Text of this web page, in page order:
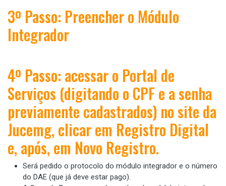
3º Passo: Preencher o Módulo
Integrador
4º Passo: acessar o Portal de
Serviços (digitando o CPF e a senha
previamente cadastrados) no site da
Jucemg, clicar em Registro Digital
e, após, em Novo Registro.
Será pedido o protocolo do módulo integrador e o número
do DAE (que já deve estar pago).